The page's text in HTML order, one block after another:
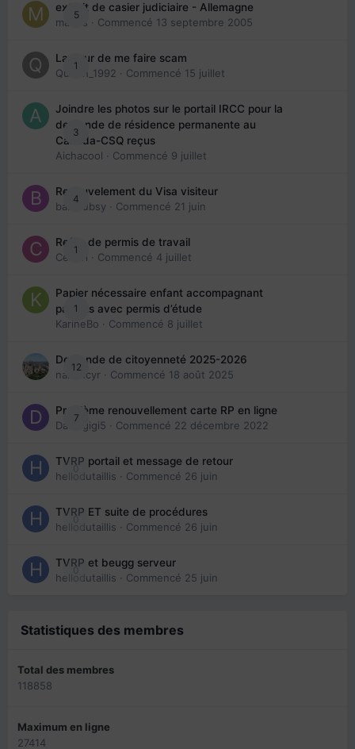
5
extrait de casier judiciaire - Allemagne
maries · Commencé 13 septembre 2005
1
La peur de me faire scam
Queen_1992 · Commencé 15 juillet
3
Joindre les photos sur le portail IRCC pour la
demande de résidence permanente au
Canada-CSQ reçus
Aichacool · Commencé 9 juillet
4
Renouvelement du Visa visiteur
babibubsy · Commencé 21 juin
1
Refus de permis de travail
Cedbri · Commencé 4 juillet
1
Papier nécessaire enfant accompagnant
parents avec permis d’étude
KarineBo · Commencé 8 juillet
12
Demande de citoyenneté 2025-2026
nanancyr · Commencé 18 août 2025
7
Problème renouvellement carte RP en ligne
Davidgigi5 · Commencé 22 décembre 2022
0
TVRP portail et message de retour
hellodutaillis · Commencé 26 juin
0
TVRP ET suite de procédures
hellodutaillis · Commencé 26 juin
0
TVRP et beugg serveur
hellodutaillis · Commencé 25 juin
Statistiques des membres
Total des membres
118858
Maximum en ligne
27414